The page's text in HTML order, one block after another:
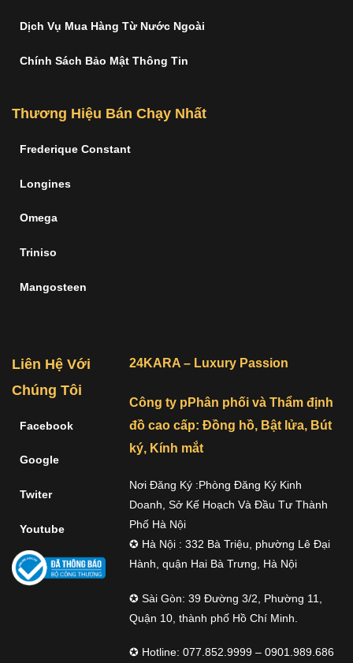
Dịch Vụ Mua Hàng Từ Nước Ngoài
Chính Sách Bảo Mật Thông Tin
Thương Hiệu Bán Chạy Nhất
Frederique Constant
Longines
Omega
Triniso
Mangosteen
Liên Hệ Với
Chúng Tôi
Facebook
Google
Twiter
Youtube
24KARA – Luxury Passion
Công ty pPhân phối và Thẩm định
đồ cao cấp: Đồng hồ, Bật lửa, Bút
ký, Kính mắt
Nơi Đăng Ký :Phòng Đăng Ký Kinh
Doanh, Sở Kế Hoạch Và Đầu Tư Thành
Phố Hà Nội
✪ Hà Nội : 332 Bà Triệu, phường Lê Đại
Hành, quận Hai Bà Trưng, Hà Nội
✪ Sài Gòn: 39 Đường 3/2, Phường 11,
Quận 10, thành phố Hồ Chí Minh.
✪ Hotline: 077.852.9999 – 0901.989.686